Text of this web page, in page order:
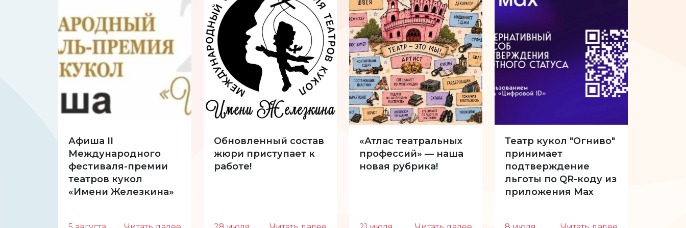
Афиша II
Международного
фестиваля-премии
театров кукол
«Имени Железкина»
Обновленный состав
жюри приступает к
работе!
«Атлас театральных
профессий» — наша
новая рубрика!
Театр кукол "Огниво"
принимает
подтверждение
льготы по QR-коду из
приложения Max